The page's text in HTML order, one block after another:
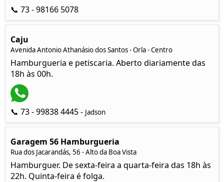
📞 73 - 98166 5078
Caju
Avenida Antonio Athanásio dos Santos - Orla - Centro
Hamburgueria e petiscaria. Aberto diariamente das
18h às 00h.
📞 73 - 99838 4445 - Jadson
Garagem 56 Hamburgueria
Rua dos Jacarandás, 56 - Alto da Boa Vista
Hamburguer. De sexta-feira a quarta-feira das 18h às
22h. Quinta-feira é folga.